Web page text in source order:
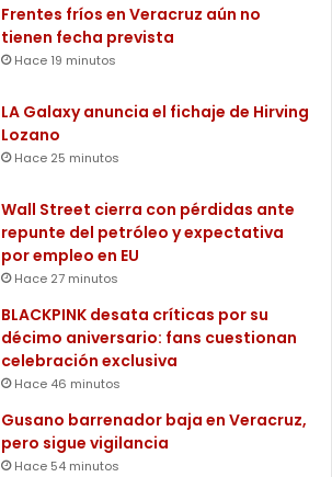
Frentes fríos en Veracruz aún no
tienen fecha prevista
Hace 19 minutos
LA Galaxy anuncia el fichaje de Hirving
Lozano
Hace 25 minutos
Wall Street cierra con pérdidas ante
repunte del petróleo y expectativa
por empleo en EU
Hace 27 minutos
BLACKPINK desata críticas por su
décimo aniversario: fans cuestionan
celebración exclusiva
Hace 46 minutos
Gusano barrenador baja en Veracruz,
pero sigue vigilancia
Hace 54 minutos